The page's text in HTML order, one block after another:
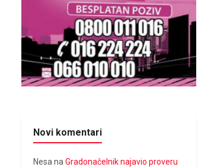
Novi komentari
Nesa naGradonačelnik najavio proveru